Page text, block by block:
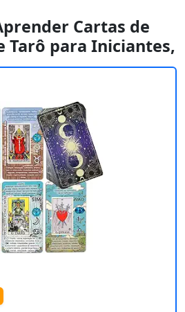
Cartas de
Tarô para Iniciantes,